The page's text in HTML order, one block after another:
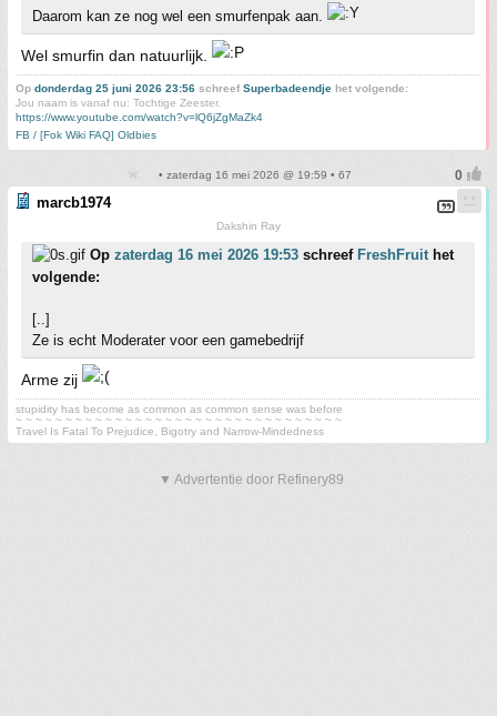
Daarom kan ze nog wel een smurfenpak aan.
Wel smurfin dan natuurlijk.
Op donderdag 25 juni 2026 23:56 schreefSuperbadeendje het volgende:
Jou naam is vanaf nu: Tochtige Zeester.
https://www.youtube.com/watch?v=lQ6jZgMaZk4
FB / [Fok Wiki FAQ] Oldbies
• zaterdag 16 mei 2026 @ 19:59 • 67
marcb1974
Dakshin Ray
Op zaterdag 16 mei 2026 19:53 schreef FreshFruithet
volgende:
[..]
Ze is echt Moderater voor een gamebedrijf
Arme zij
stupidity has become as common as common sense was before
~ ~ ~ ~ ~ ~ ~ ~ ~ ~ ~ ~ ~ ~ ~ ~ ~ ~ ~ ~ ~ ~ ~ ~ ~ ~ ~ ~ ~ ~ ~ ~ ~
Travel Is Fatal To Prejudice, Bigotry and Narrow-Mindedness
▼ Advertentie door Refinery89